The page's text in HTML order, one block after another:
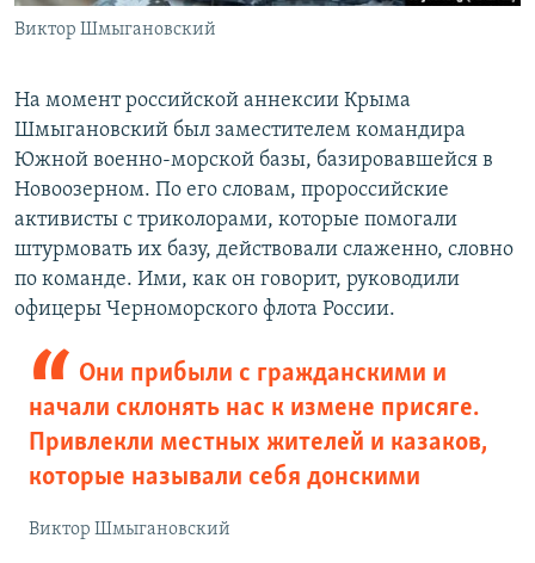
Виктор Шмыгановский
На момент российской аннексии Крыма
Шмыгановский был заместителем командира
Южной военно-морской базы, базировавшейся в
Новоозерном. По его словам, пророссийские
активисты с триколорами, которые помогали
штурмовать их базу, действовали слаженно, словно
по команде. Ими, как он говорит, руководили
офицеры Черноморского флота России.
Они прибыли с гражданскими и
начали склонять нас к измене присяге.
Привлекли местных жителей и казаков,
которые называли себя донскими
Виктор Шмыгановский